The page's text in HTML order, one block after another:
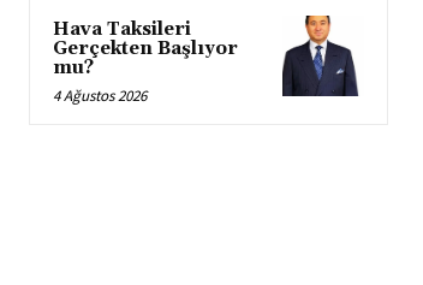
Hava Taksileri
Gerçekten Başlıyor
mu?
4 Ağustos 2026